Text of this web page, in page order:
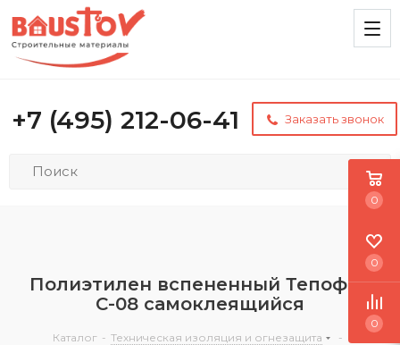
+7 (495) 212-06-41 Заказать звонок
Полиэтилен вспененный Тепофол
С-08 самоклеящийся
Каталог - Техническая изоляция и огнезащита
-
0
0
0